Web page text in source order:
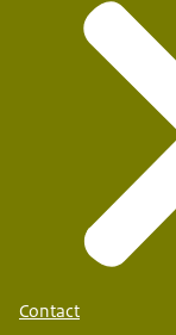
Contact